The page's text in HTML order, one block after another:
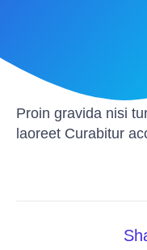
Proin gravida nisi
laoreet Curabitur